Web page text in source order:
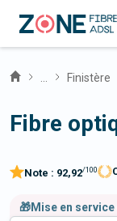
Finistère
Fibre
Note : 92,92/100
🎁Mise en